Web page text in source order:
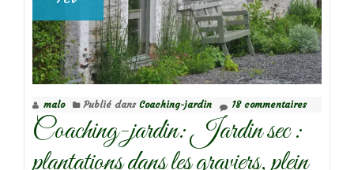
malo Publié dans Coaching-jardin 18 commentaires
Coaching-jardin: Jardin sec :
plantations dans les graviers, plein